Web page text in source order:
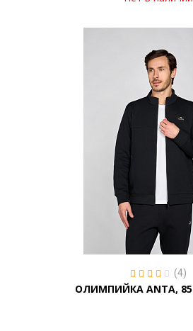
(4)
ОЛИМПИЙКА ANTA,